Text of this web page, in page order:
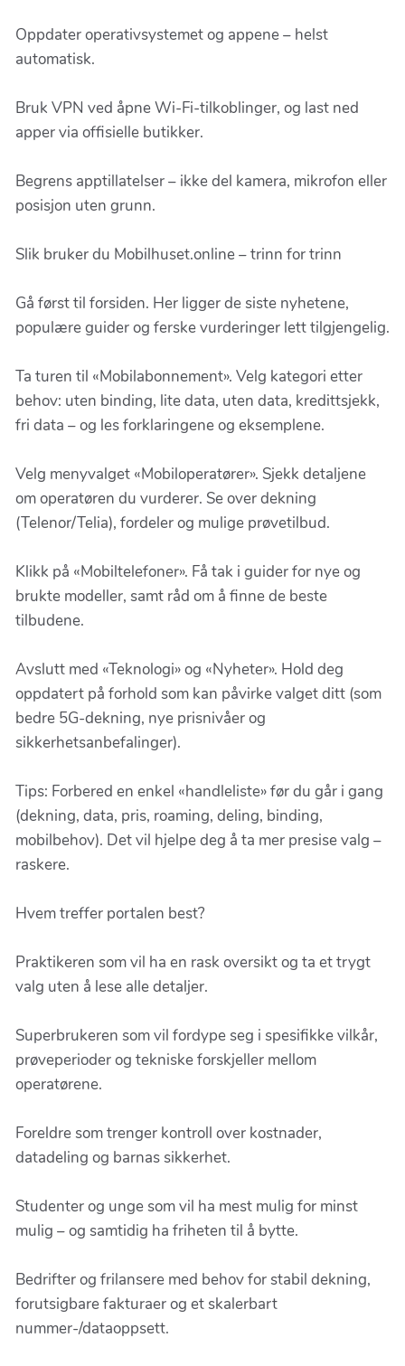
Oppdater operativsystemet og appene – helst
automatisk.
Bruk VPN ved åpne Wi-Fi-tilkoblinger, og last ned
apper via offisielle butikker.
Begrens apptillatelser – ikke del kamera, mikrofon eller
posisjon uten grunn.
Slik bruker du Mobilhuset.online – trinn for trinn
Gå først til forsiden. Her ligger de siste nyhetene,
populære guider og ferske vurderinger lett tilgjengelig.
Ta turen til «Mobilabonnement». Velg kategori etter
behov: uten binding, lite data, uten data, kredittsjekk,
fri data – og les forklaringene og eksemplene.
Velg menyvalget «Mobiloperatører». Sjekk detaljene
om operatøren du vurderer. Se over dekning
(Telenor/Telia), fordeler og mulige prøvetilbud.
Klikk på «Mobiltelefoner». Få tak i guider for nye og
brukte modeller, samt råd om å finne de beste
tilbudene.
Avslutt med «Teknologi» og «Nyheter». Hold deg
oppdatert på forhold som kan påvirke valget ditt (som
bedre 5G-dekning, nye prisnivåer og
sikkerhetsanbefalinger).
Tips: Forbered en enkel «handleliste» før du går i gang
(dekning, data, pris, roaming, deling, binding,
mobilbehov). Det vil hjelpe deg å ta mer presise valg –
raskere.
Hvem treffer portalen best?
Praktikeren som vil ha en rask oversikt og ta et trygt
valg uten å lese alle detaljer.
Superbrukeren som vil fordype seg i spesifikke vilkår,
prøveperioder og tekniske forskjeller mellom
operatørene.
Foreldre som trenger kontroll over kostnader,
datadeling og barnas sikkerhet.
Studenter og unge som vil ha mest mulig for minst
mulig – og samtidig ha friheten til å bytte.
Bedrifter og frilansere med behov for stabil dekning,
forutsigbare fakturaer og et skalerbart
nummer-/dataoppsett.